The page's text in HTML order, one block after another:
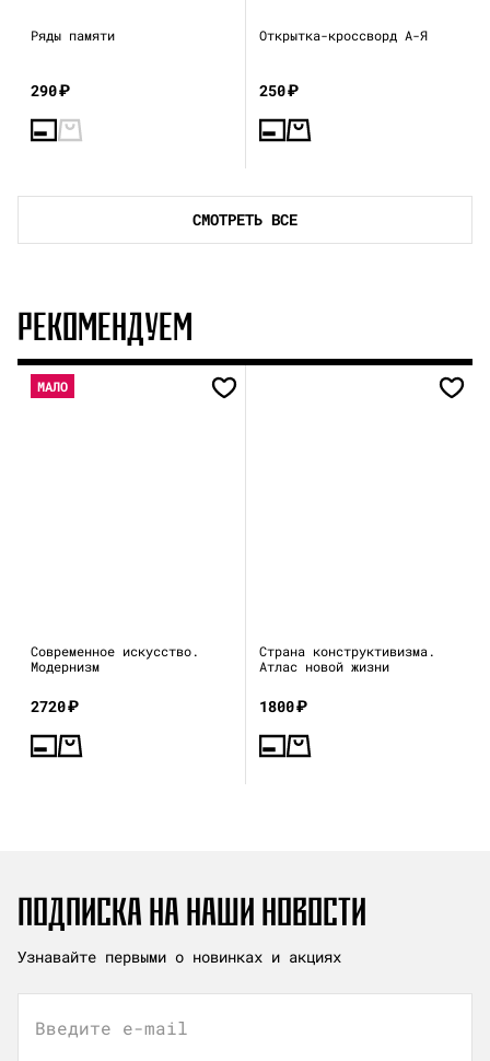
Ряды памяти
290₽
Открытка-кроссворд А-Я
250₽
СМОТРЕТЬ ВСЕ
РЕКОМЕНДУЕМ
МАЛО
Современное искусство.
Модернизм
2720₽
Страна конструктивизма.
Атлас новой жизни
1800₽
ПОДПИСКА НА НАШИ НОВОСТИ
Узнавайте первыми о новинках и акциях
Введите e-mail